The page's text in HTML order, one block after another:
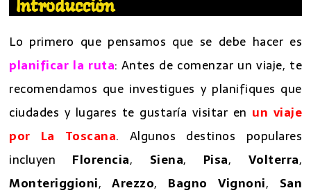
Introducción
Lo primero que pensamos que se debe hacer es
planificar la ruta: Antes de comenzar un viaje, te
recomendamos que investigues y planifiques que
ciudades y lugares te gustaría visitar en un viaje
por La Toscana. Algunos destinos populares
incluyen Florencia, Siena, Pisa, Volterra,
Monteriggioni,Arezzo, Bagno Vignoni, San